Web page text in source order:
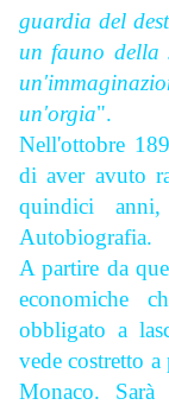
guardia del
un fauno della
un'orgia".
Nell'ottobre
di aver avuto
quindici
Autobiografia.
A partire da
economiche
obbligato a
vede costretto
Monaco.